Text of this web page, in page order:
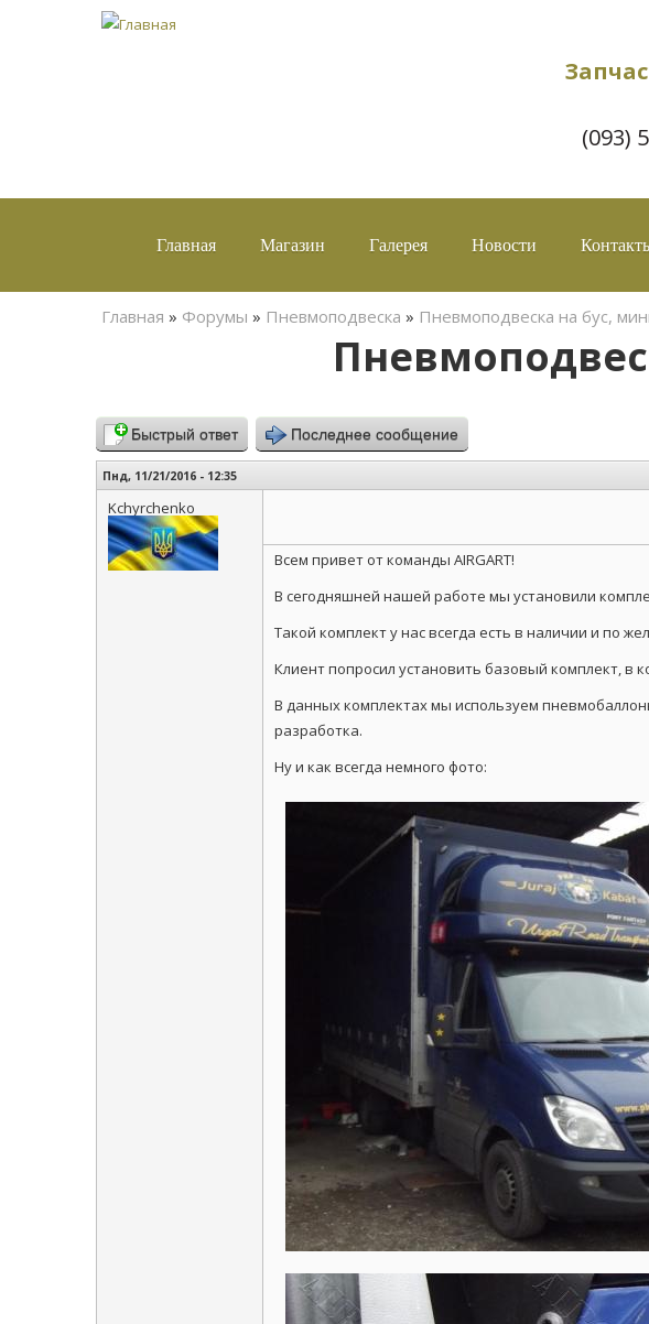
(093)
Главная Магазин Галерея Новости
Вы здесь
Главная » Форумы » Пневмоподвеска » Пневмоподвеска на бус,
Быстрый ответ Последнее сообщение
Пнд, 11/21/2016 - 12:35
Kchyrchenko
Всем привет от команды AIRGART!
В сегодняшней нашей работе мы установили
Такой комплект у нас всегда есть в наличии и по
Клиент попросил установить базовый комплект, в
В данных комплектах мы используем
разработка.
Ну и как всегда немного фото: